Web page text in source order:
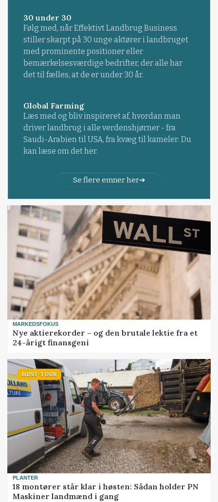
30 under 30
Følg med, når Effektivt Landbrug Business
stiller skarpt på 30 unge aktører i landbruget
med prominente positioner eller
bemærkelsesværdige bedrifter, der alle har
det til fælles, at de er under 30 år.
Global Farming
Læs med og bliv inspireret af, hvordan man
driver landbrug i alle verdenshjørner - fra
Saudi-Arabien til USA, fra kvæg til kameler: Du
kan læse om det her.
Se flere emner her
MARKEDSFOKUS
Nye aktierekorder – og den brutale lektie fra et
24-årigt finansgeni
HØST-TOUR
PLANTER
18 montører står klar i høsten: Sådan holder PN
Maskiner landmænd i gang